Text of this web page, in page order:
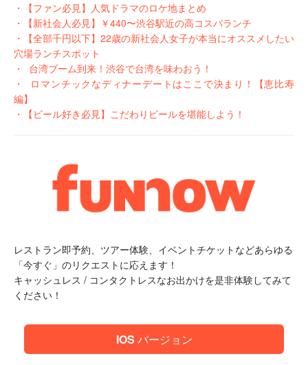
・
【ファン必見】人気ドラマのロケ地まとめ
・
【新社会人必見】￥440〜渋谷駅近の高コスパランチ
・
【全部千円以下】22歳の新社会人女子が本当にオススメしたい
穴場ランチスポット
・ 台湾ブーム到来！渋谷で台湾を味わおう！
・ ロマンチックなディナーデートはここで決まり！【恵比寿
編】
・
【ビール好き必見】こだわりビールを堪能しよう！
レストラン即予約、ツアー体験、イベントチケットなどあらゆる
「今すぐ」のリクエストに応えます！
キャッシュレス / コンタクトレスなお出かけを是非体験してみて
ください！
IOS バージョン